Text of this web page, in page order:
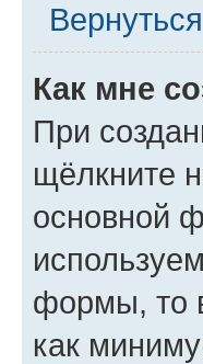
Как мне
При
щёлкните
основной
формы, то
как